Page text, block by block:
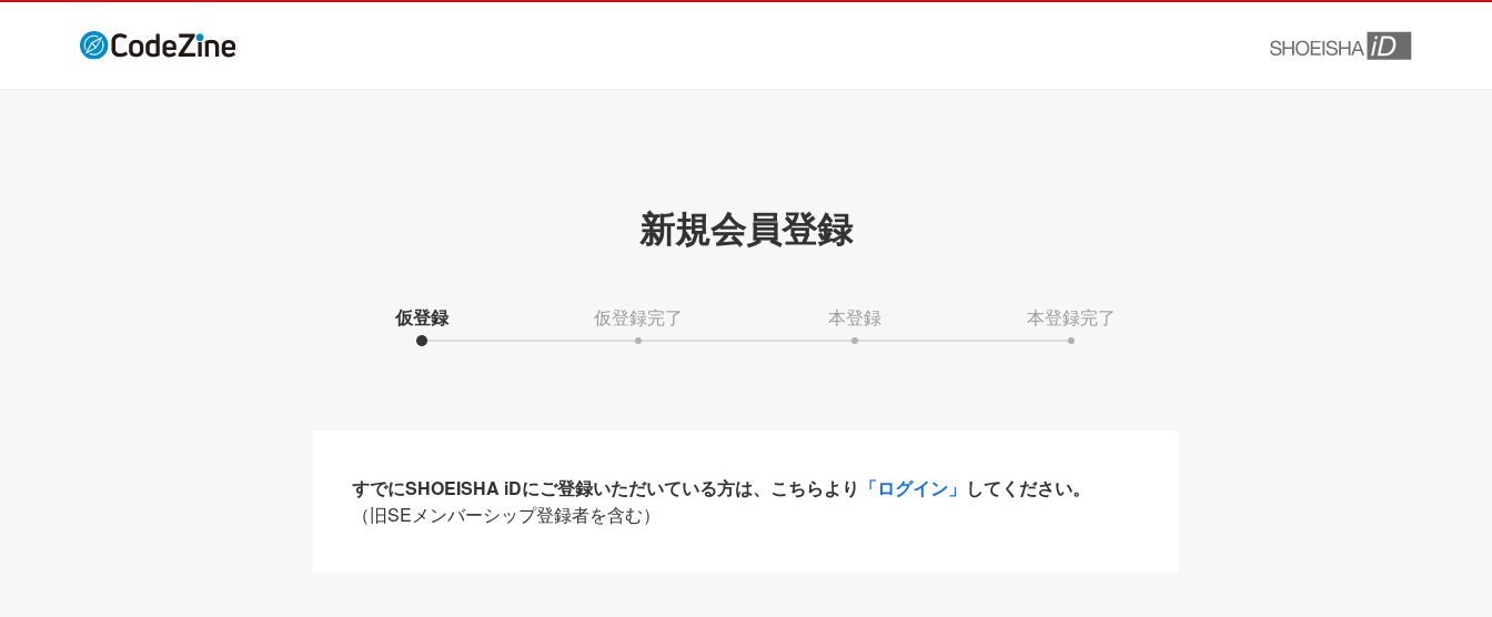
新規会員登録
仮登録 仮登録完了 本登録 本登録完了
すでにSHOEISHA iDにご登録いただいている方は、こちらより 「ログイン」 してください。
（旧SEメンバーシップ登録者を含む）